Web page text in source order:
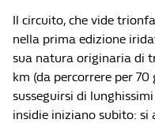
Il circuito, che vide
nella prima edizione
sua natura originaria di
km (da percorrere per
susseguirsi di
insidie iniziano subito: si